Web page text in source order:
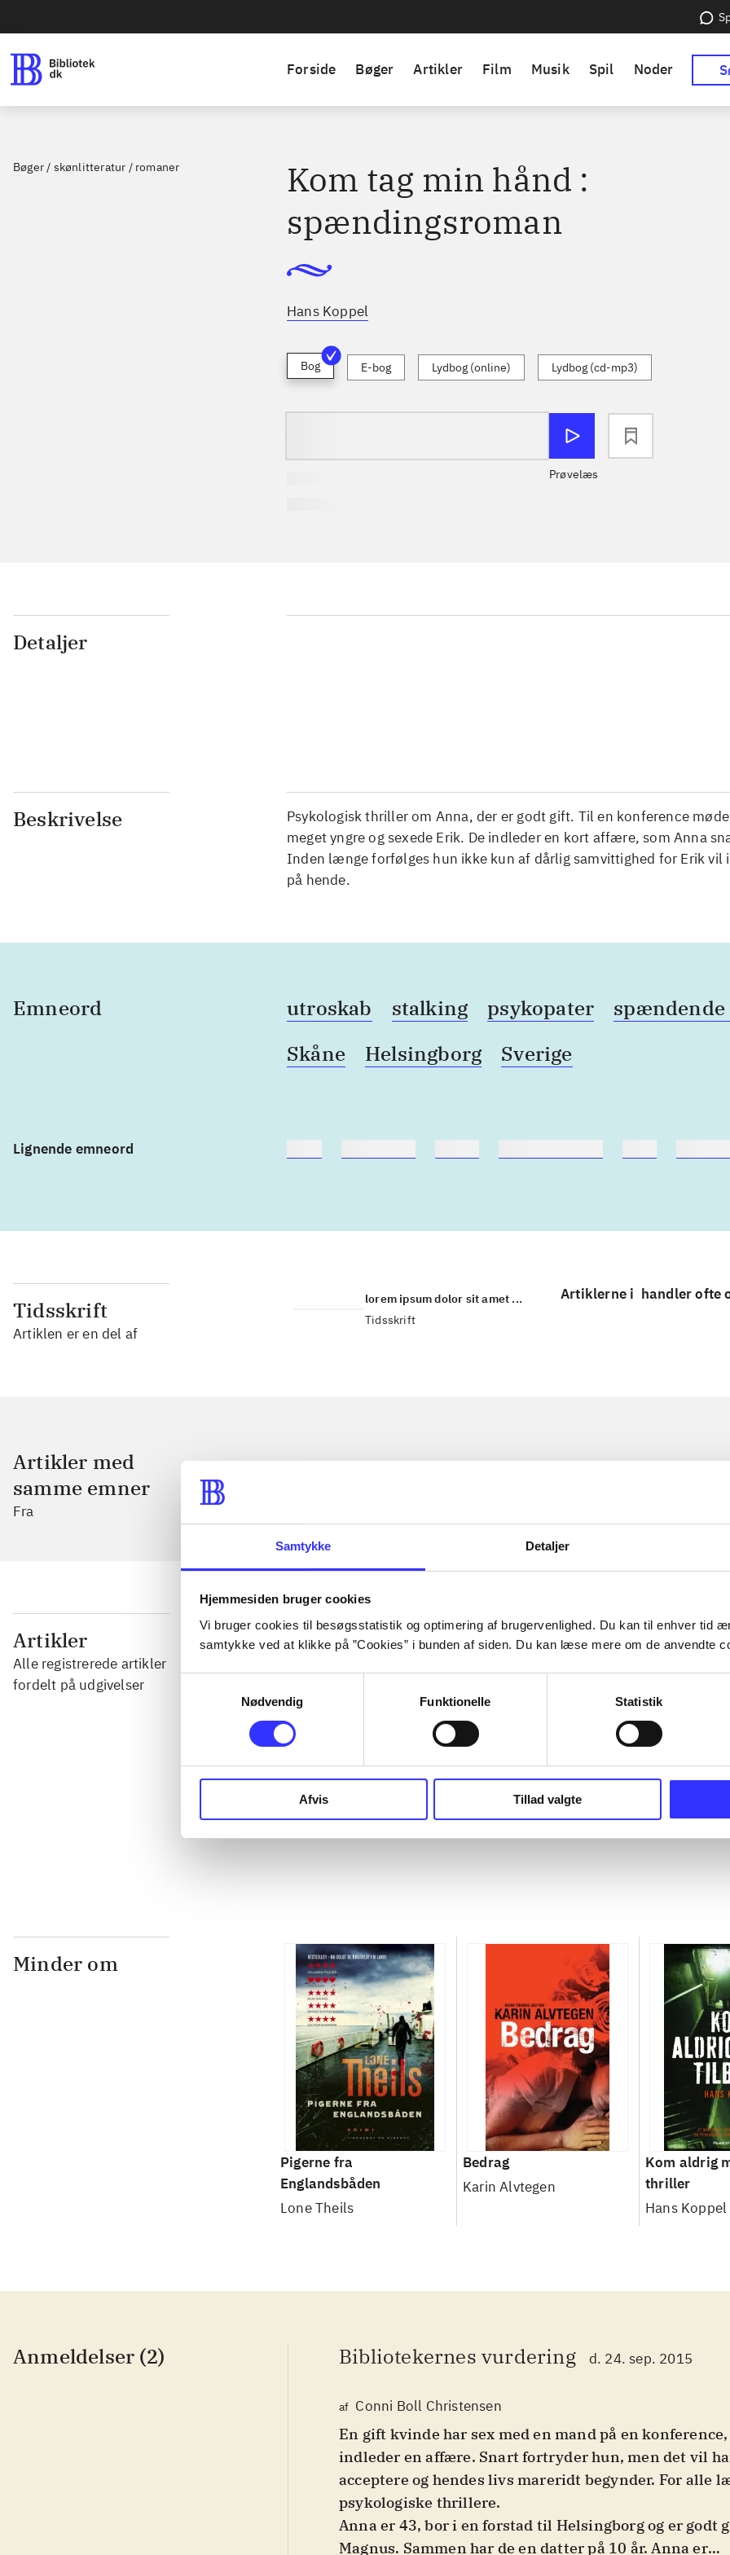
Samtykke Detaljer
Hjemmesiden bruger cookies
Vi bruger cookies til besøgsstatistik og optimering af brugervenlighed. Du kan til enhver tid
samtykke ved at klikke på ”Cookies” i bunden af siden. Du kan læse mere om de anvendte
Nødvendig
Funktionelle Statistik
Afvis Tillad valgte
Forside Bøger Artikler Film Musik Spil Noder
Bøger / skønlitteratur / romaner
Kom tag min hånd :
spændingsroman
Hans Koppel
Bog E-bog Lydbog (online) Lydbog (cd-mp3)
Prøvelæs
Detaljer
Beskrivelse
Psykologisk thriller om Anna, der er godt gift. Til en konference
meget yngre og sexede Erik. De indleder en kort affære, som Anna
Inden længe forfølges hun ikke kun af dårlig samvittighed for Erik vil
på hende.
Emneord utroskab stalking psykopater spændende
Skåne
Helsingborg Sverige
Lignende emneord
Tidsskrift
Artiklen er en del af
lorem ipsum dolor sit amet ...
Tidsskrift
Artiklerne i handler ofte
Artikler med
samme emner
Fra
Artikler
Alle registrerede artikler
fordelt på udgivelser
...
...
...
Minder om
Pigerne fra
Englandsbåden
Lone Theils
Bedrag
Karin Alvtegen
Kom aldrig
thriller
Hans Koppel
Anmeldelser (2) Bibliotekernes vurdering d. 24. sep. 2015
af Conni Boll Christensen
En gift kvinde har sex med en mand på en konference,
indleder en affære. Snart fortryder hun, men det vil
acceptere og hendes livs mareridt begynder. For alle
psykologiske thrillere.
Anna er 43, bor i en forstad til Helsingborg og er godt
Magnus. Sammen har de en datter på 10 år. Anna er